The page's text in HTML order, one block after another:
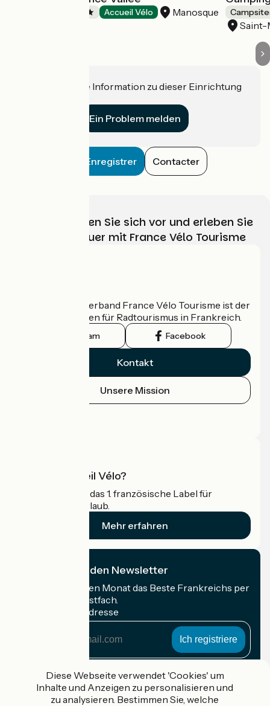
Accueil Vélo Manosque
Haben Sie eine Information zu dieser Einrichtung
Ein Problem melden
Enregistrer Contacter
Wählen, bereiten Sie sich vor und erleben Sie
Ihr Radabenteuer mit France Vélo Tourisme
Der nationale Verband France Vélo Tourisme ist der
offizielle Leitfaden für Radtourismus in Frankreich.
Instagram Facebook
Kontakt
Unsere Mission
Was ist Accueil Vélo?
Accueil Vélo ist das 1. französische Label für
Radfahrer im Urlaub.
Mehr erfahren
Ich abonniere den Newsletter
Erhalten Sie jeden Monat das Beste Frankreichs per
Rad in Ihrem Postfach.
Meine E-Mail-Adresse
Adresse
Gefördert im Rahmen von Destination France
Diese Webseite verwendet 'Cookies' um
Inhalte und Anzeigen zu personalisieren und
zu analysieren. Bestimmen Sie, welche